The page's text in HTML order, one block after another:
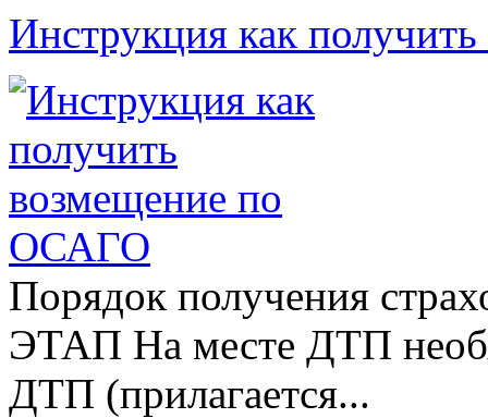
Инструкция как
Порядок получения
ЭТАП На месте ДТП
ДТП (прилагается...